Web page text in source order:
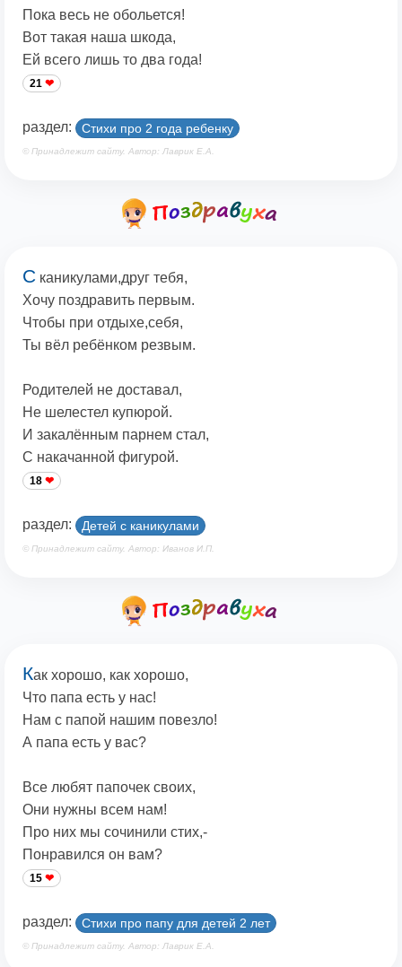
Пока весь не обольется!
Вот такая наша шкода,
Ей всего лишь то два года!
21
раздел: Стихи про 2 года ребенку
© Принадлежит сайту. Автор: Лаврик Е.А.
С каникулами,друг тебя,
Хочу поздравить первым.
Чтобы при отдыхе,себя,
Ты вёл ребёнком резвым.
Родителей не доставал,
Не шелестел купюрой.
И закалённым парнем стал,
С накачанной фигурой.
18
раздел: Детей с каникулами
© Принадлежит сайту. Автор: Иванов И.П.
Как хорошо, как хорошо,
Что папа есть у нас!
Нам с папой нашим повезло!
А папа есть у вас?
Все любят папочек своих,
Они нужны всем нам!
Про них мы сочинили стих,-
Понравился он вам?
15
раздел: Стихи про папу для детей 2 лет
© Принадлежит сайту. Автор: Лаврик Е.А.